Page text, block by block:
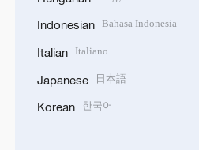
Indonesian Bahasa Indonesia
Italian Italiano
Japanese 日本語
Korean 한국어